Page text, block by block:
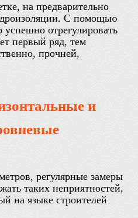
на предварительно
С помощью
отрегулировать
первый ряд, тем
прочней,
и
регулярные замеры
таких неприятностей,
на языке строителей